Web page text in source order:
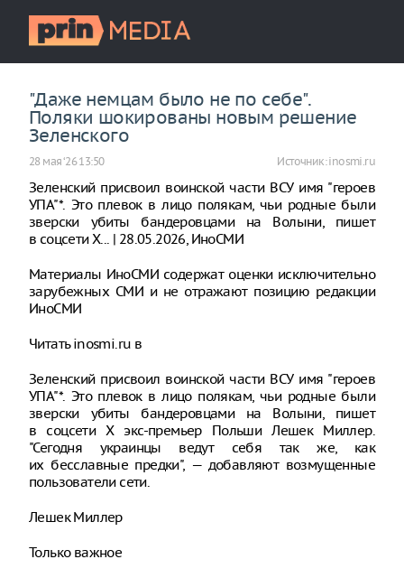
"Даже немцам было не по себе".
Поляки шокированы новым решение
Зеленского
28 мая ‘26 13:50 Источник:inosmi.ru
Зеленский присвоил воинской части ВСУ имя "героев
УПА"*. Это плевок в лицо полякам, чьи родные были
зверски убиты бандеровцами на Волыни, пишет
в соцсети X... | 28.05.2026, ИноСМИ
Материалы ИноСМИ содержат оценки исключительно
зарубежных СМИ и не отражают позицию редакции
ИноСМИ
Читать inosmi.ru в
Зеленский присвоил воинской части ВСУ имя "героев
УПА"*. Это плевок в лицо полякам, чьи родные были
зверски убиты бандеровцами на Волыни, пишет
в соцсети X экс-премьер Польши Лешек Миллер.
"Сегодня украинцы ведут себя так же, как
их бесславные предки", — добавляют возмущенные
пользователи сети.
Лешек Миллер
Только важное